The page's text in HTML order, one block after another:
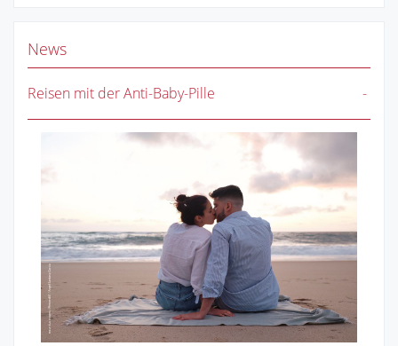
News
Reisen mit der Anti-Baby-Pille